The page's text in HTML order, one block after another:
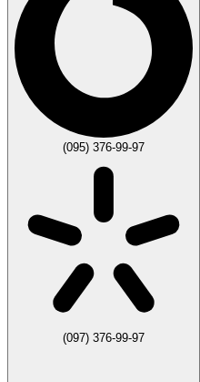
(095) 376-99-97
(097) 376-99-97